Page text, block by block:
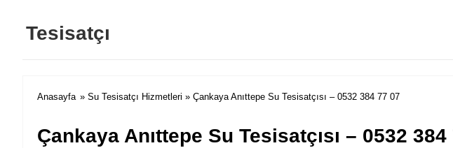
Tesisatçı
Anasayfa » Su Tesisatçı Hizmetleri » Çankaya Anıttepe Su Tesisatçısı – 0532 384 77 07
Çankaya Anıttepe Su Tesisatçısı – 0532 384